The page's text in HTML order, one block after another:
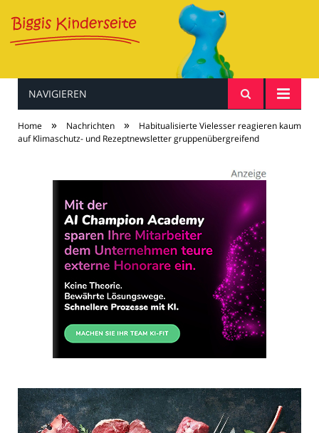
Baby & Kind
NAVIGIEREN
Home » Nachrichten »
Habitualisierte Vielesser reagieren kaum
auf Klimaschutz- und Rezeptnewsletter gruppenübergreifend